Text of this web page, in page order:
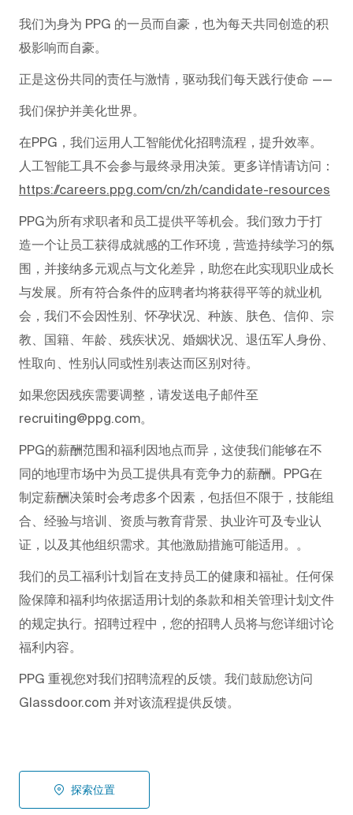
我们为身为 PPG 的一员而自豪，也为每天共同创造的积
极影响而自豪。
正是这份共同的责任与激情，驱动我们每天践行使命 ——
我们保护并美化世界。
在PPG，我们运用人工智能优化招聘流程，提升效率。
人工智能工具不会参与最终录用决策。更多详情请访问：
https://careers.ppg.com/cn/zh/candidate-resources
PPG为所有求职者和员工提供平等机会。我们致力于打
造一个让员工获得成就感的工作环境，营造持续学习的氛
围，并接纳多元观点与文化差异，助您在此实现职业成长
与发展。所有符合条件的应聘者均将获得平等的就业机
会，我们不会因性别、怀孕状况、种族、肤色、信仰、宗
教、国籍、年龄、残疾状况、婚姻状况、退伍军人身份、
性取向、性别认同或性别表达而区别对待。
如果您因残疾需要调整，请发送电子邮件至
recruiting@ppg.com。
PPG的薪酬范围和福利因地点而异，这使我们能够在不
同的地理市场中为员工提供具有竞争力的薪酬。PPG在
制定薪酬决策时会考虑多个因素，包括但不限于，技能组
合、经验与培训、资质与教育背景、执业许可及专业认
证，以及其他组织需求。其他激励措施可能适用。。
我们的员工福利计划旨在支持员工的健康和福祉。任何保
险保障和福利均依据适用计划的条款和相关管理计划文件
的规定执行。招聘过程中，您的招聘人员将与您详细讨论
福利内容。
PPG 重视您对我们招聘流程的反馈。我们鼓励您访问
Glassdoor.com 并对该流程提供反馈。
探索位置